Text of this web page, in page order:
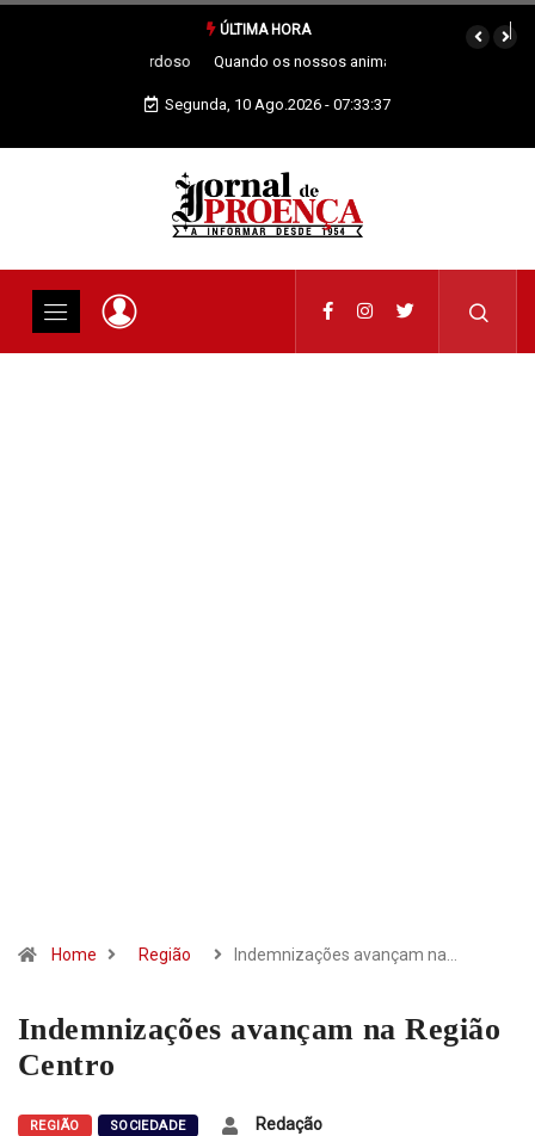
ÚLTIMA HORA
Quando os nossos animais morrem merecem dignidade
Segunda, 10 Ago.2026 - 07:33:38
Home Região Indemnizações avançam na…
Indemnizações avançam na Região
Centro
REGIÃO SOCIEDADE
Redação